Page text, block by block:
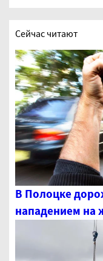
Сейчас читают
В Полоцке
нападением на